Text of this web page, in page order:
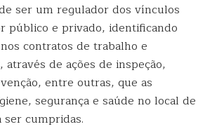
ser um regulador dos vínculos
público e privado, identificando
contratos de trabalho e
através de ações de inspeção,
entre outras, que as
segurança e saúde no local de
ser cumpridas.